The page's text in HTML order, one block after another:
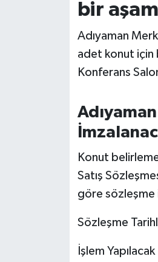
bir
Adıyaman
adet konut için
Konferans
Konut belirleme
Satış
göre sözleşme
Sözleşme
İşlem
Resmi İlanlar
Savaştepe
SEYAHAT